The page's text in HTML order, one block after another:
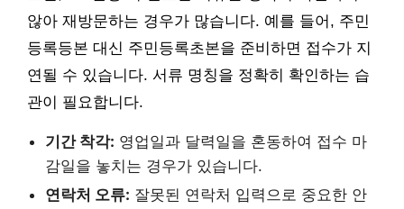
않아 재방문하는 경우가 많습니다. 예를 들어, 주민
등록등본 대신 주민등록초본을 준비하면 접수가 지
연될 수 있습니다. 서류 명칭을 정확히 확인하는 습
관이 필요합니다.
기간 착각: 영업일과 달력일을 혼동하여 접수 마
감일을 놓치는 경우가 있습니다.
연락처 오류: 잘못된 연락처 입력으로 중요한 안